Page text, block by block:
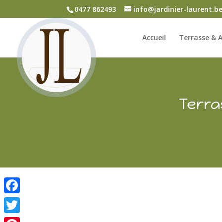
0477 862493 info@jardinier-laurent.be
Accueil Terrasse &
Facebook